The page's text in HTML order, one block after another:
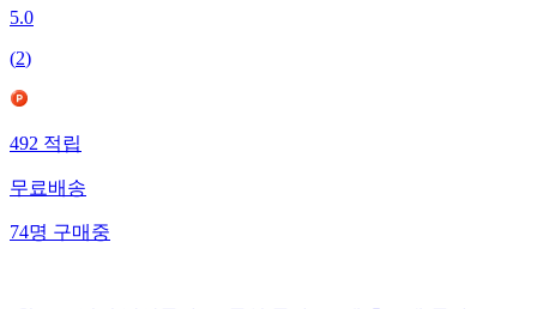
5.0
(2)
492 적립
무료배송
74명 구매중